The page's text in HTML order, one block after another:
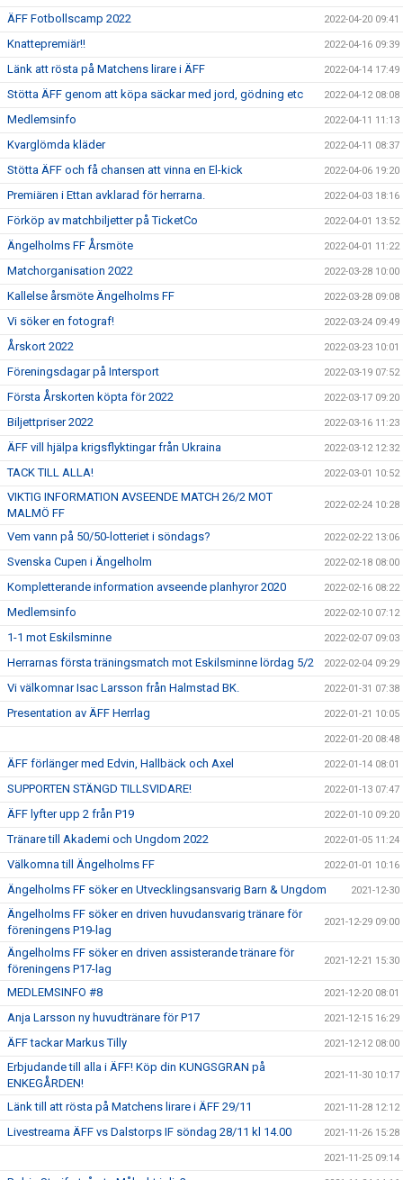
ÄFF Fotbollscamp 2022 2022-04-20 09:41
Knattepremiär!! 2022-04-16 09:39
Länk att rösta på Matchens lirare i ÄFF 2022-04-14 17:49
Stötta ÄFF genom att köpa säckar med jord, gödning etc 2022-04-12 08:08
Medlemsinfo 2022-04-11 11:13
Kvarglömda kläder 2022-04-11 08:37
Stötta ÄFF och få chansen att vinna en El-kick 2022-04-06 19:20
Premiären i Ettan avklarad för herrarna. 2022-04-03 18:16
Förköp av matchbiljetter på TicketCo 2022-04-01 13:52
Ängelholms FF Årsmöte 2022-04-01 11:22
Matchorganisation 2022 2022-03-28 10:00
Kallelse årsmöte Ängelholms FF 2022-03-28 09:08
Vi söker en fotograf! 2022-03-24 09:49
Årskort 2022 2022-03-23 10:01
Föreningsdagar på Intersport 2022-03-19 07:52
Första Årskorten köpta för 2022 2022-03-17 09:20
Biljettpriser 2022 2022-03-16 11:23
ÄFF vill hjälpa krigsflyktingar från Ukraina 2022-03-12 12:32
TACK TILL ALLA! 2022-03-01 10:52
VIKTIG INFORMATION AVSEENDE MATCH 26/2 MOT
MALMÖ FF
2022-02-24 10:28
Vem vann på 50/50-lotteriet i söndags? 2022-02-22 13:06
Svenska Cupen i Ängelholm 2022-02-18 08:00
Kompletterande information avseende planhyror 2020 2022-02-16 08:22
Medlemsinfo 2022-02-10 07:12
1-1 mot Eskilsminne 2022-02-07 09:03
Herrarnas första träningsmatch mot Eskilsminne lördag 5/2 2022-02-04 09:29
Vi välkomnar Isac Larsson från Halmstad BK. 2022-01-31 07:38
Presentation av ÄFF Herrlag 2022-01-21 10:05
2022-01-20 08:48
ÄFF förlänger med Edvin, Hallbäck och Axel 2022-01-14 08:01
SUPPORTEN STÄNGD TILLSVIDARE! 2022-01-13 07:47
ÄFF lyfter upp 2 från P19 2022-01-10 09:20
Tränare till Akademi och Ungdom 2022 2022-01-05 11:24
Välkomna till Ängelholms FF 2022-01-01 10:16
Ängelholms FF söker en Utvecklingsansvarig Barn & Ungdom 2021-12-30
Ängelholms FF söker en driven huvudansvarig tränare för
föreningens P19-lag
2021-12-29 09:00
Ängelholms FF söker en driven assisterande tränare för
föreningens P17-lag
2021-12-21 15:30
MEDLEMSINFO #8 2021-12-20 08:01
Anja Larsson ny huvudtränare för P17 2021-12-15 16:29
ÄFF tackar Markus Tilly 2021-12-12 08:00
Erbjudande till alla i ÄFF! Köp din KUNGSGRAN på
ENKEGÅRDEN!
2021-11-30 10:17
Länk till att rösta på Matchens lirare i ÄFF 29/11 2021-11-28 12:12
Livestreama ÄFF vs Dalstorps IF söndag 28/11 kl 14.00 2021-11-26 15:28
2021-11-25 09:14